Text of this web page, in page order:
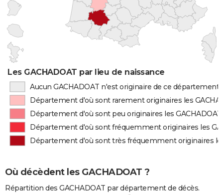
Les GACHADOAT par lieu de naissance
Aucun GACHADOAT n'est originaire de ce département
Département d'où sont rarement originaires les
Département d'où sont peu originaires les GACHADOAT
Département d'où sont fréquemment originaires les
Département d'où sont très fréquemment originaires
Où décèdent les GACHADOAT ?
Répartition des GACHADOAT par département de décès.